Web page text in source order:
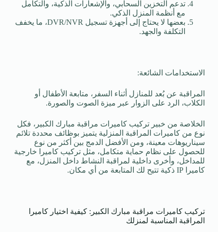
تدعم التخزين السحابي، والإشعارات الذكية، والتكامل
مع أنظمة المنزل الذكي.
بعضها لا يحتاج إلى أجهزة تسجيل DVR/NVR، ما يخفف
التكلفة والجهد.
الاستخدامات الشائعة:
المراقبة عن بُعد للمنازل أثناء السفر، متابعة الأطفال أو
الكلاب، الرد على الزوار عبر ميزة الصوت والصورة.
الخلاصة من خبير تركيب كاميرات مراقبة مبارك الكبير، فكل
نوع من كاميرات المراقبة المنزلية يتميز بوظائف محددة تلائم
سيناريوهات معينة، ومن الأفضل الدمج بين أكثر من نوع
للحصول على نظام حماية متكامل، مثل تركيب كاميرا خارجية
للمداخل، وأخرى داخلية لمراقبة النشاط داخل المنزل، مع
كاميرا IP ذكية تتيح لك المتابعة من أي مكان.
تركيب كاميرات مراقبة مبارك الكبير: كيفية اختيار كاميرا
المراقبة المناسبة لمنزلك